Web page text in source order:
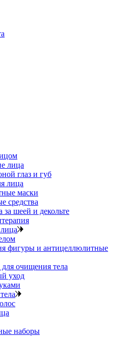
лица
глаз и губ
лица
маски
средства
за шеей и декольте
фигуры и антицеллюлитные
для очищения тела
уход
наборы